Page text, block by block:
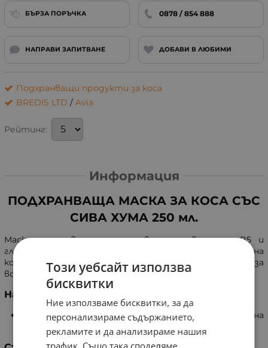
БЪРЗА ПОРЪЧКА 0878 / 854 888
НАПРАВИ ЗАПИТВАНЕ ДОБАВИ В ЛЮБИМИ
Подхранващи продукти за коса
BREDIS LTD / Avia
Рейтинг:
Информация
ПОДХРАНВАЩА МАСКА ЗА КОСА СЪС
СИВА ХУМА 250 мл.
Маска със сива хума, алое вера, провитамин B5 и
глицерин. Възстановява естествения хидробаланс на
косата, придава обем и жизненост. Подходяща е за
всеки тип коса. Съхранява се на сухо място.
Начин на употреба
След измиване с шампоан, нанесете върху влажна
коса и оставете 3-4 минути, после изплакнете.
Този уебсайт използва
бисквитки
Ние използваме бисквитки, за да
персонализираме съдържанието,
рекламите и да анализираме нашия
трафик. Също така споделяме